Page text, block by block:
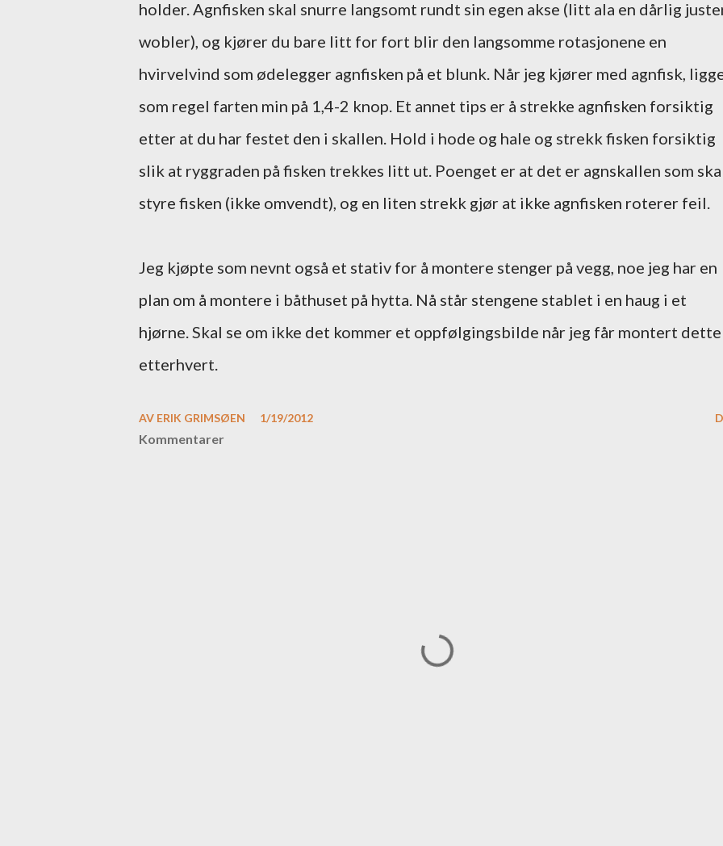
holder. Agnfisken skal snurre langsomt rundt sin egen akse (litt ala en dårlig
wobler), og kjører du bare litt for fort blir den langsomme rotasjonene en
hvirvelvind som ødelegger agnfisken på et blunk. Når jeg kjører med agnfisk,
som regel farten min på 1,4-2 knop. Et annet tips er å strekke agnfisken forsiktig
etter at du har festet den i skallen. Hold i hode og hale og strekk fisken forsiktig
slik at ryggraden på fisken trekkes litt ut. Poenget er at det er agnskallen som
styre fisken (ikke omvendt), og en liten strekk gjør at ikke agnfisken roterer feil.
Jeg kjøpte som nevnt også et stativ for å montere stenger på vegg, noe jeg har en
plan om å montere i båthuset på hytta. Nå står stengene stablet i en haug i et
hjørne. Skal se om ikke det kommer et oppfølgingsbilde når jeg får montert dette
etterhvert.
AV ERIK GRIMSØEN 1/19/2012
Kommentarer